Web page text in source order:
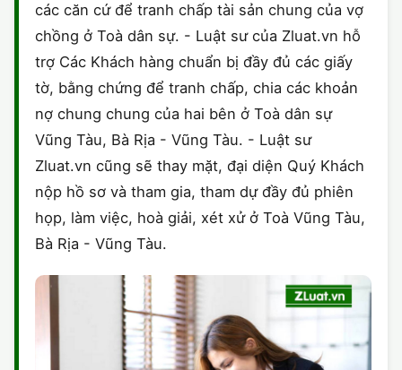
các căn cứ để tranh chấp tài sản chung của vợ
chồng ở Toà dân sự. - Luật sư của Zluat.vn hỗ
trợ Các Khách hàng chuẩn bị đầy đủ các giấy
tờ, bằng chứng để tranh chấp, chia các khoản
nợ chung chung của hai bên ở Toà dân sự
Vũng Tàu, Bà Rịa - Vũng Tàu. - Luật sư
Zluat.vn cũng sẽ thay mặt, đại diện Quý Khách
nộp hồ sơ và tham gia, tham dự đầy đủ phiên
họp, làm việc, hoà giải, xét xử ở Toà Vũng Tàu,
Bà Rịa - Vũng Tàu.